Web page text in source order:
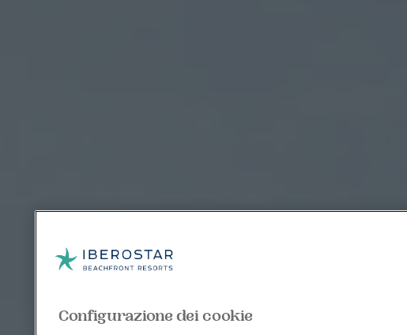
Configurazione dei cookie